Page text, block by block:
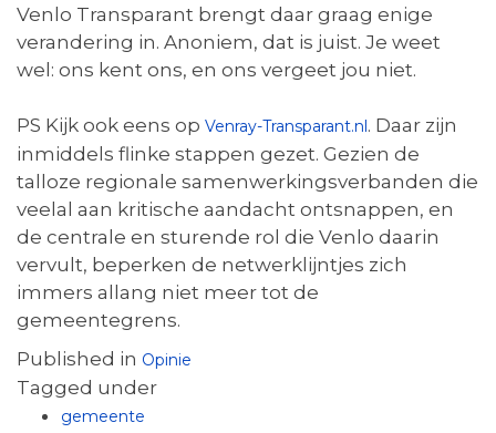
Venlo Transparant brengt daar graag enige
verandering in. Anoniem, dat is juist. Je weet
wel: ons kent ons, en ons vergeet jou niet.
PS Kijk ook eens op Venray-Transparant.nl. Daar zijn
inmiddels flinke stappen gezet. Gezien de
talloze regionale samenwerkingsverbanden die
veelal aan kritische aandacht ontsnappen, en
de centrale en sturende rol die Venlo daarin
vervult, beperken de netwerklijntjes zich
immers allang niet meer tot de
gemeentegrens.
Published in Opinie
Tagged under
gemeente